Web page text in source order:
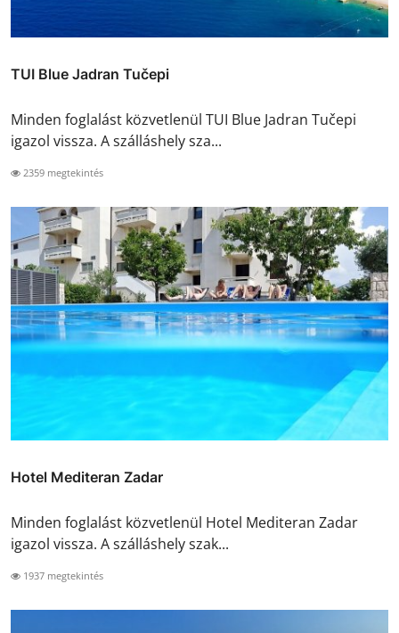
TUI Blue Jadran Tučepi
Minden foglalást közvetlenül TUI Blue Jadran Tučepi
igazol vissza. A szálláshely sza...
2359 megtekintés
Hotel Mediteran Zadar
Minden foglalást közvetlenül Hotel Mediteran Zadar
igazol vissza. A szálláshely szak...
1937 megtekintés